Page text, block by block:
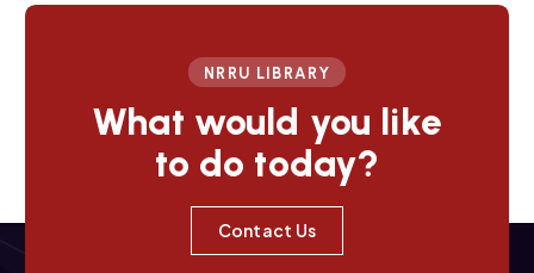
NRRU LIBRARY
What would you like
to do today?
Contact Us